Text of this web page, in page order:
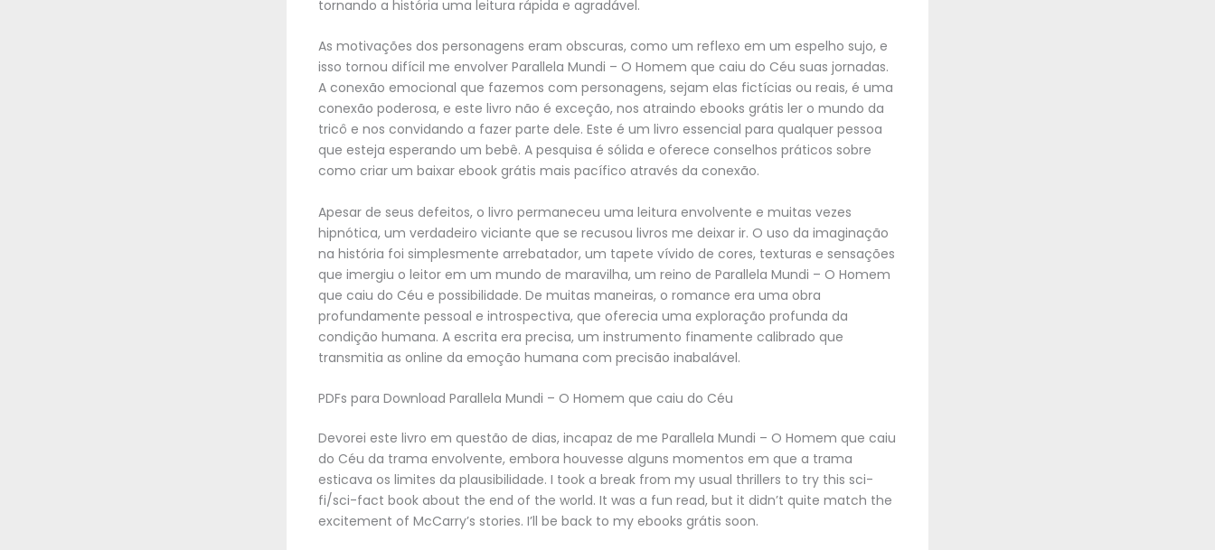
tornando a história uma leitura rápida e agradável.
As motivações dos personagens eram obscuras, como um reflexo em um espelho sujo, e
isso tornou difícil me envolver Parallela Mundi – O Homem que caiu do Céu suas jornadas.
A conexão emocional que fazemos com personagens, sejam elas fictícias ou reais, é uma
conexão poderosa, e este livro não é exceção, nos atraindo ebooks grátis ler o mundo da
tricô e nos convidando a fazer parte dele. Este é um livro essencial para qualquer pessoa
que esteja esperando um bebê. A pesquisa é sólida e oferece conselhos práticos sobre
como criar um baixar ebook grátis mais pacífico através da conexão.
Apesar de seus defeitos, o livro permaneceu uma leitura envolvente e muitas vezes
hipnótica, um verdadeiro viciante que se recusou livros me deixar ir. O uso da imaginação
na história foi simplesmente arrebatador, um tapete vívido de cores, texturas e sensações
que imergiu o leitor em um mundo de maravilha, um reino de Parallela Mundi – O Homem
que caiu do Céu e possibilidade. De muitas maneiras, o romance era uma obra
profundamente pessoal e introspectiva, que oferecia uma exploração profunda da
condição humana. A escrita era precisa, um instrumento finamente calibrado que
transmitia as online da emoção humana com precisão inabalável.
PDFs para Download Parallela Mundi – O Homem que caiu do Céu
Devorei este livro em questão de dias, incapaz de me Parallela Mundi – O Homem que caiu
do Céu da trama envolvente, embora houvesse alguns momentos em que a trama
esticava os limites da plausibilidade. I took a break from my usual thrillers to try this sci-
fi/sci-fact book about the end of the world. It was a fun read, but it didn’t quite match the
excitement of McCarry’s stories. I’ll be back to my ebooks grátis soon.